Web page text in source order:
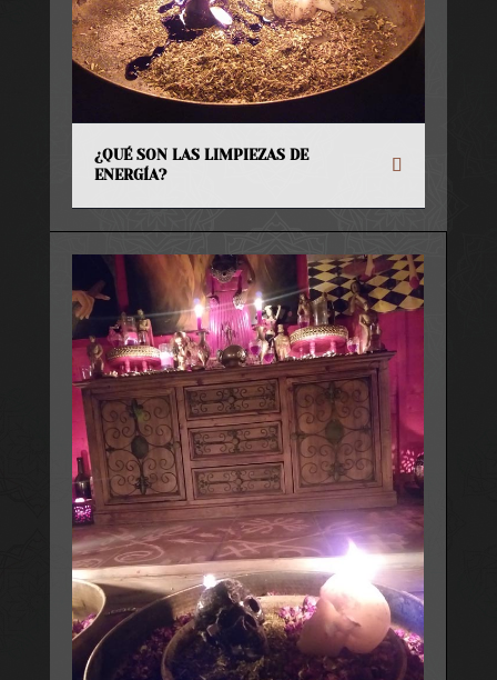
¿QUÉ SON LAS LIMPIEZAS DE
ENERGÍA?